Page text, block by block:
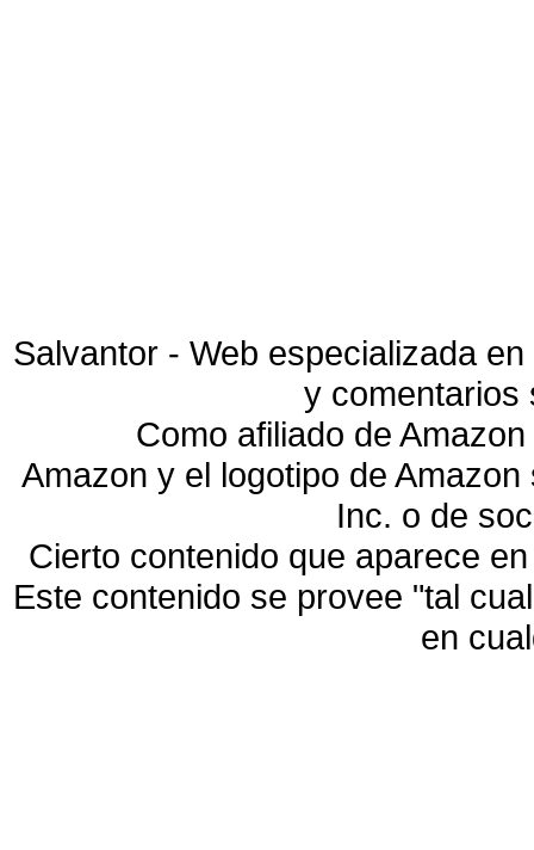
Salvantor - Web especializada
y
Como afiliado de
Amazon y el logotipo de
Inc. o de
Cierto contenido que aparece
Este contenido se provee "tal
en